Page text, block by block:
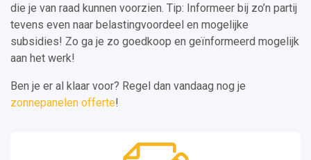
die je van raad kunnen voorzien. Tip: Informeer bij zo’n partij
tevens even naar belastingvoordeel en mogelijke
subsidies! Zo ga je zo goedkoop en geïnformeerd mogelijk
aan het werk!
Ben je er al klaar voor? Regel dan vandaag nog je
zonnepanelen offerte!